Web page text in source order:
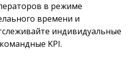
в режиме
времени и
индивидуальные
KPI.